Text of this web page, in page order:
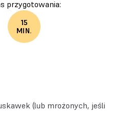
przygotowania:
15
MIN.
(lub mrożonych, jeśli